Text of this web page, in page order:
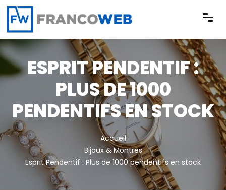
Panneau de gestion des cookies
ESPRIT PENDENTIF :
PLUS DE 1000
PENDENTIFS EN STOCK
Accueil
Bijoux & Montres
Esprit Pendentif : Plus de 1000 pendentifs en stock